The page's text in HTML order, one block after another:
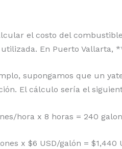
el costo del
En Puerto Vallarta,
supongamos que un
El cálculo sería el
hora x 8 horas = 240
x $6 USD/galón = $1,440